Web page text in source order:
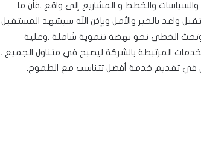
والسياسات والخطط و المشاريع إلى واقع .فأن ما
بالخير والأمل وبإذن الله سيشهد المستقبل
الخطى نحو نهضة تنموية شاملة .وعلية
المرتبطة بالشركة ليصبح في متناول الجميع ،
في تقديم خدمة أفضل تتناسب مع الطموح.